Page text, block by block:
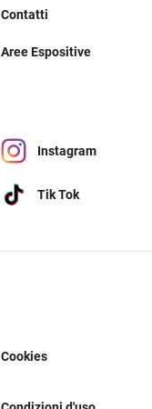
Contatti
Aree Espositive
Instagram
Tik Tok
Cookies